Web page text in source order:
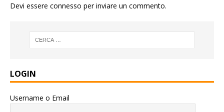
Devi essere connesso per inviare un commento.
LOGIN
Username o Email